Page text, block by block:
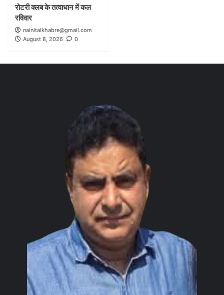
रोटरी क्लब के तत्वाधान में कल
रविवार
nainitalkhabre@gmail.com
August 8, 2026
0